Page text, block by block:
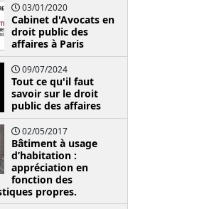
03/01/2020
Cabinet d'Avocats en
droit public des
affaires à Paris
09/07/2024
Tout ce qu'il faut
savoir sur le droit
public des affaires
02/05/2017
Bâtiment à usage
d’habitation :
appréciation en
fonction des
propres.